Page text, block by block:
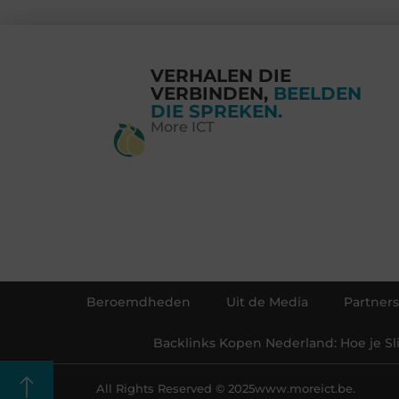
VERHALEN DIE
VERBINDEN, BEELDEN
DIE SPREKEN.
More ICT
Beroemdheden Uit de Media Partners
Backlinks Kopen Nederland: Hoe je
All Rights Reserved © 2025www.moreict.be.